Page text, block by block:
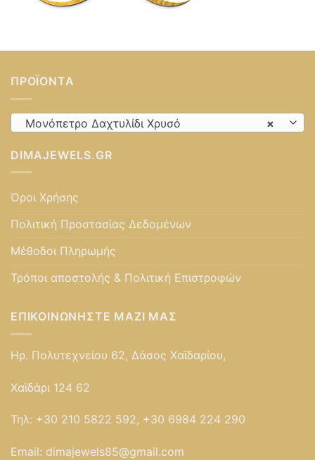
ΠΡΟΪΌΝΤΑ
×
Μονόπετρο Δαχτυλίδι Χρυσό
DIMAJEWELS.GR
Όροι Χρήσης
Πολιτική Προστασίας Δεδομένων
Μέθοδοι Πληρωμής
Τρόποι αποστολής & Πολιτική Επιστροφών
ΕΠΙΚΟΙΝΩΝΉΣΤΕ ΜΑΖΊ ΜΑΣ
Ηρ. Πολυτεχνείου 62, Δάσος Χαϊδαρίου,
Χαϊδάρι 124 62
Τηλ: +30 210 5822 592, +30 6984 224 290
Email: dimajewels85@gmail.com